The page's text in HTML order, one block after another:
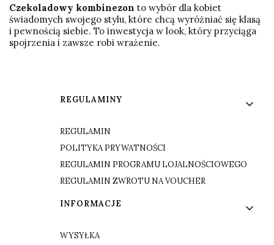
Czekoladowy kombinezon to wybór dla kobiet
świadomych swojego stylu, które chcą wyróżniać się klasą
i pewnością siebie. To inwestycja w look, który przyciąga
spojrzenia i zawsze robi wrażenie.
Linki w stopce
REGULAMINY
REGULAMIN
POLITYKA PRYWATNOŚCI
REGULAMIN PROGRAMU LOJALNOŚCIOWEGO
REGULAMIN ZWROTU NA VOUCHER
INFORMACJE
WYSYŁKA